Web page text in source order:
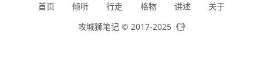
首页 倾听 行走 格物 讲述
关于
攻城狮笔记 © 2017-2025